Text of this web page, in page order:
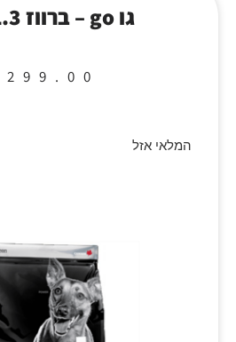
גו go – ברווז 11.3 ק"ג
299.00
המלאי אזל